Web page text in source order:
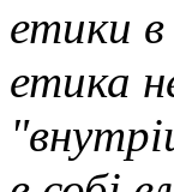
етики в
етика